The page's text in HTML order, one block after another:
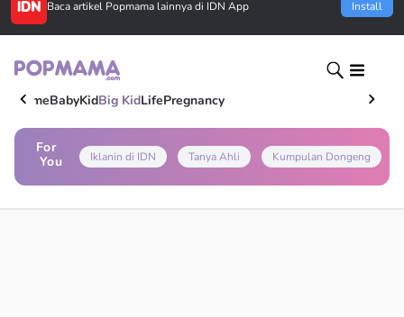
Baca artikel Popmama lainnya di IDN App Install
HomeBabyKidBig KidLifePregnancy
For
You
Iklanin di IDN Tanya Ahli Kumpulan Dongeng